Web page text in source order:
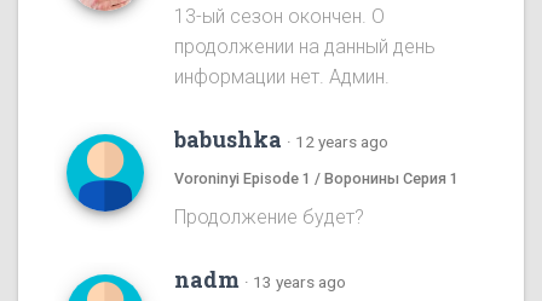
13-ый сезон окончен. О
продолжении на данный день
информации нет. Админ.
babushka · 12 years ago
Voroninyi Episode 1 / Воронины Серия 1
Продолжение будет?
nadm · 13 years ago